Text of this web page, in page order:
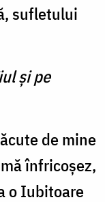
sufletului
și pe
de mine
înfricoşez,
o Iubitoare